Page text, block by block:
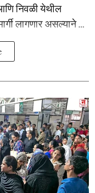
निवळी येथील
लागणार असल्याने ...